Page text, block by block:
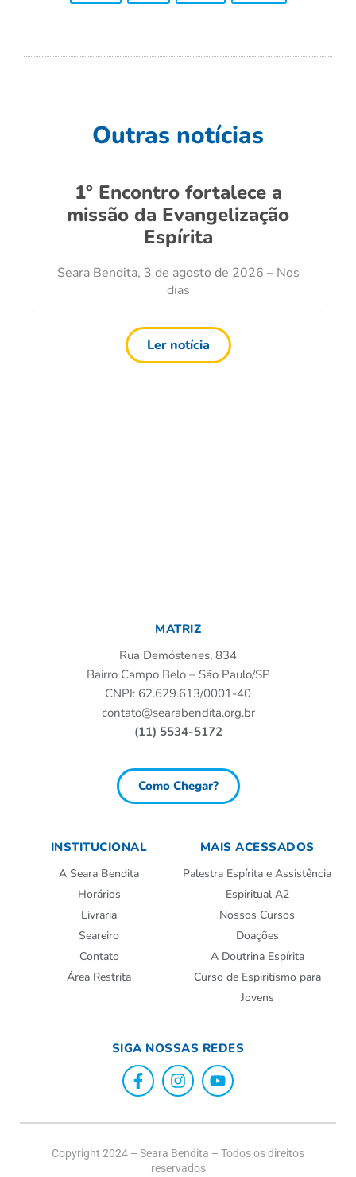
Outras notícias
1º Encontro fortalece a
missão da Evangelização
Espírita
Seara Bendita, 3 de agosto de 2026 – Nos
dias
Ler notícia
MATRIZ
Rua Demóstenes, 834
Bairro Campo Belo – São Paulo/SP
CNPJ: 62.629.613/0001-40
contato@searabendita.org.br
(11) 5534-5172
Como Chegar?
INSTITUCIONAL
A Seara Bendita
Horários
Livraria
Seareiro
Contato
Área Restrita
MAIS ACESSADOS
Palestra Espírita e Assistência
Espiritual A2
Nossos Cursos
Doações
A Doutrina Espírita
Curso de Espiritismo para
Jovens
SIGA NOSSAS REDES
Copyright 2024 – Seara Bendita – Todos os direitos
reservados